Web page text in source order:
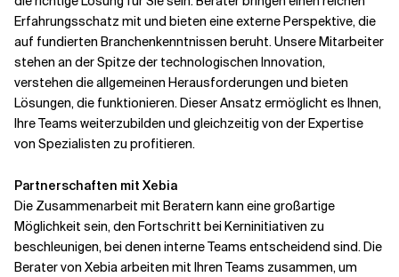
Erfahrungsschatz mit und bieten eine externe Perspektive, die
auf fundierten Branchenkenntnissen beruht. Unsere Mitarbeiter
stehen an der Spitze der technologischen Innovation,
verstehen die allgemeinen Herausforderungen und bieten
Lösungen, die funktionieren. Dieser Ansatz ermöglicht es Ihnen,
Ihre Teams weiterzubilden und gleichzeitig von der Expertise
von Spezialisten zu profitieren.
Partnerschaften mit Xebia
Die Zusammenarbeit mit Beratern kann eine großartige
Möglichkeit sein, den Fortschritt bei Kerninitiativen zu
beschleunigen, bei denen interne Teams entscheidend sind. Die
Berater von Xebia arbeiten mit Ihren Teams zusammen, um